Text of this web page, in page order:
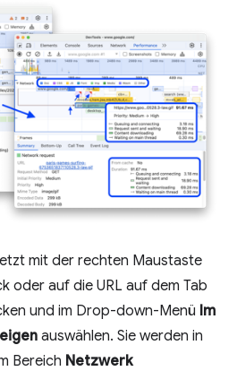
mit der rechten Maustaste
oder auf die URL auf dem Tab
und im Drop-down-Menü Im
auswählen. Sie werden in
Bereich Netzwerk